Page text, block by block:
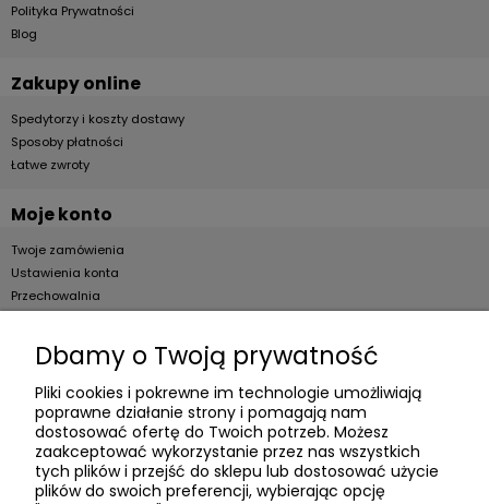
Polityka Prywatności
Blog
Zakupy online
Spedytorzy i koszty dostawy
Sposoby płatności
Łatwe zwroty
Moje konto
Twoje zamówienia
Ustawienia konta
Przechowalnia
Dla firm
O firmie
Informacje o firmie
Kontakt
Dbamy o Twoją prywatność
Pliki cookies i pokrewne im technologie umożliwiają
poprawne działanie strony i pomagają nam
dostosować ofertę do Twoich potrzeb. Możesz
zaakceptować wykorzystanie przez nas wszystkich
tych plików i przejść do sklepu lub dostosować użycie
plików do swoich preferencji, wybierając opcję